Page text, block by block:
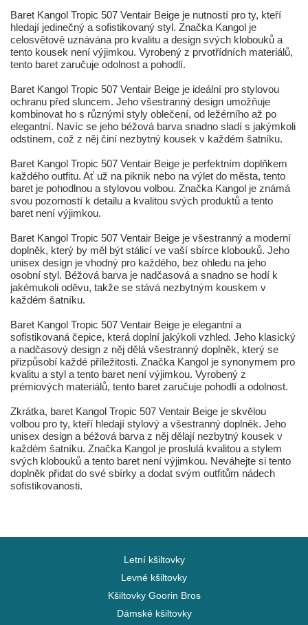
Baret Kangol Tropic 507 Ventair Beige je nutností pro ty, kteří
hledají jedinečný a sofistikovaný styl. Značka Kangol je
celosvětově uznávána pro kvalitu a design svých klobouků a
tento kousek není výjimkou. Vyrobený z prvotřídních materiálů,
tento baret zaručuje odolnost a pohodlí.
Baret Kangol Tropic 507 Ventair Beige je ideální pro stylovou
ochranu před sluncem. Jeho všestranný design umožňuje
kombinovat ho s různými styly oblečení, od ležérního až po
elegantní. Navíc se jeho béžová barva snadno sladí s jakýmkoli
odstínem, což z něj činí nezbytný kousek v každém šatníku.
Baret Kangol Tropic 507 Ventair Beige je perfektním doplňkem
každého outfitu. Ať už na piknik nebo na výlet do města, tento
baret je pohodlnou a stylovou volbou. Značka Kangol je známá
svou pozorností k detailu a kvalitou svých produktů a tento
baret není výjimkou.
Baret Kangol Tropic 507 Ventair Beige je všestranný a moderní
doplněk, který by měl být stálicí ve vaší sbírce klobouků. Jeho
unisex design je vhodný pro každého, bez ohledu na jeho
osobní styl. Béžová barva je nadčasová a snadno se hodí k
jakémukoli oděvu, takže se stává nezbytným kouskem v
každém šatníku.
Baret Kangol Tropic 507 Ventair Beige je elegantní a
sofistikovaná čepice, která doplní jakýkoli vzhled. Jeho klasický
a nadčasový design z něj dělá všestranný doplněk, který se
přizpůsobí každé příležitosti. Značka Kangol je synonymem pro
kvalitu a styl a tento baret není výjimkou. Vyrobený z
prémiových materiálů, tento baret zaručuje pohodlí a odolnost.
Zkrátka, baret Kangol Tropic 507 Ventair Beige je skvělou
volbou pro ty, kteří hledají stylový a všestranný doplněk. Jeho
unisex design a béžová barva z něj dělají nezbytný kousek v
každém šatníku. Značka Kangol je proslulá kvalitou a stylem
svých klobouků a tento baret není výjimkou. Neváhejte si tento
doplněk přidat do své sbírky a dodat svým outfitům nádech
sofistikovanosti.
Letní kšiltovky
Levné kšiltovky
Kšiltovky Goorin Bros
Dámské kšiltovky